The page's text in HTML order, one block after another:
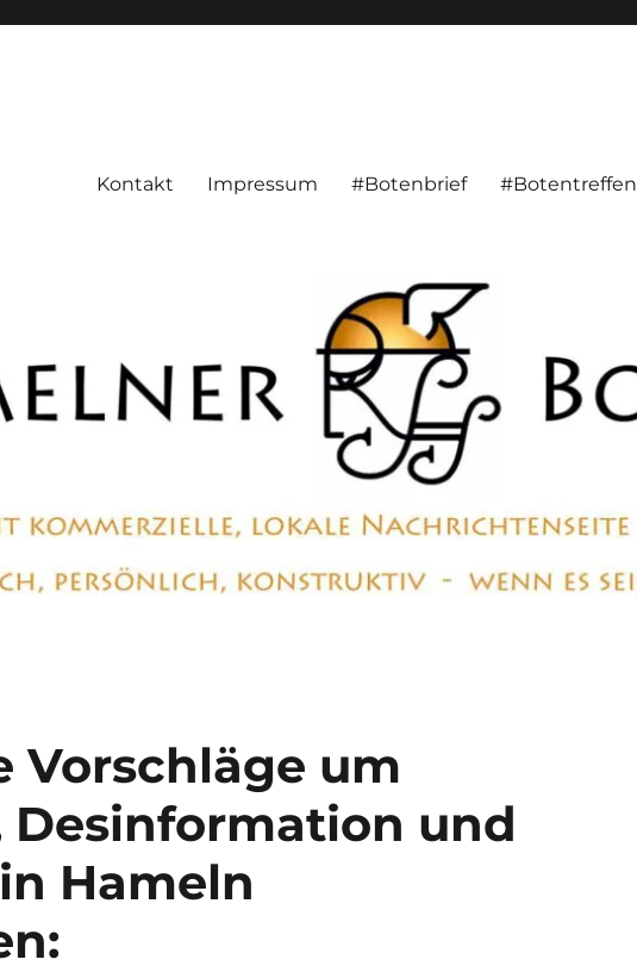
Kontakt Impressum #Botenbrief #Botentreffen
Vorschläge um
Desinformation und
Hameln